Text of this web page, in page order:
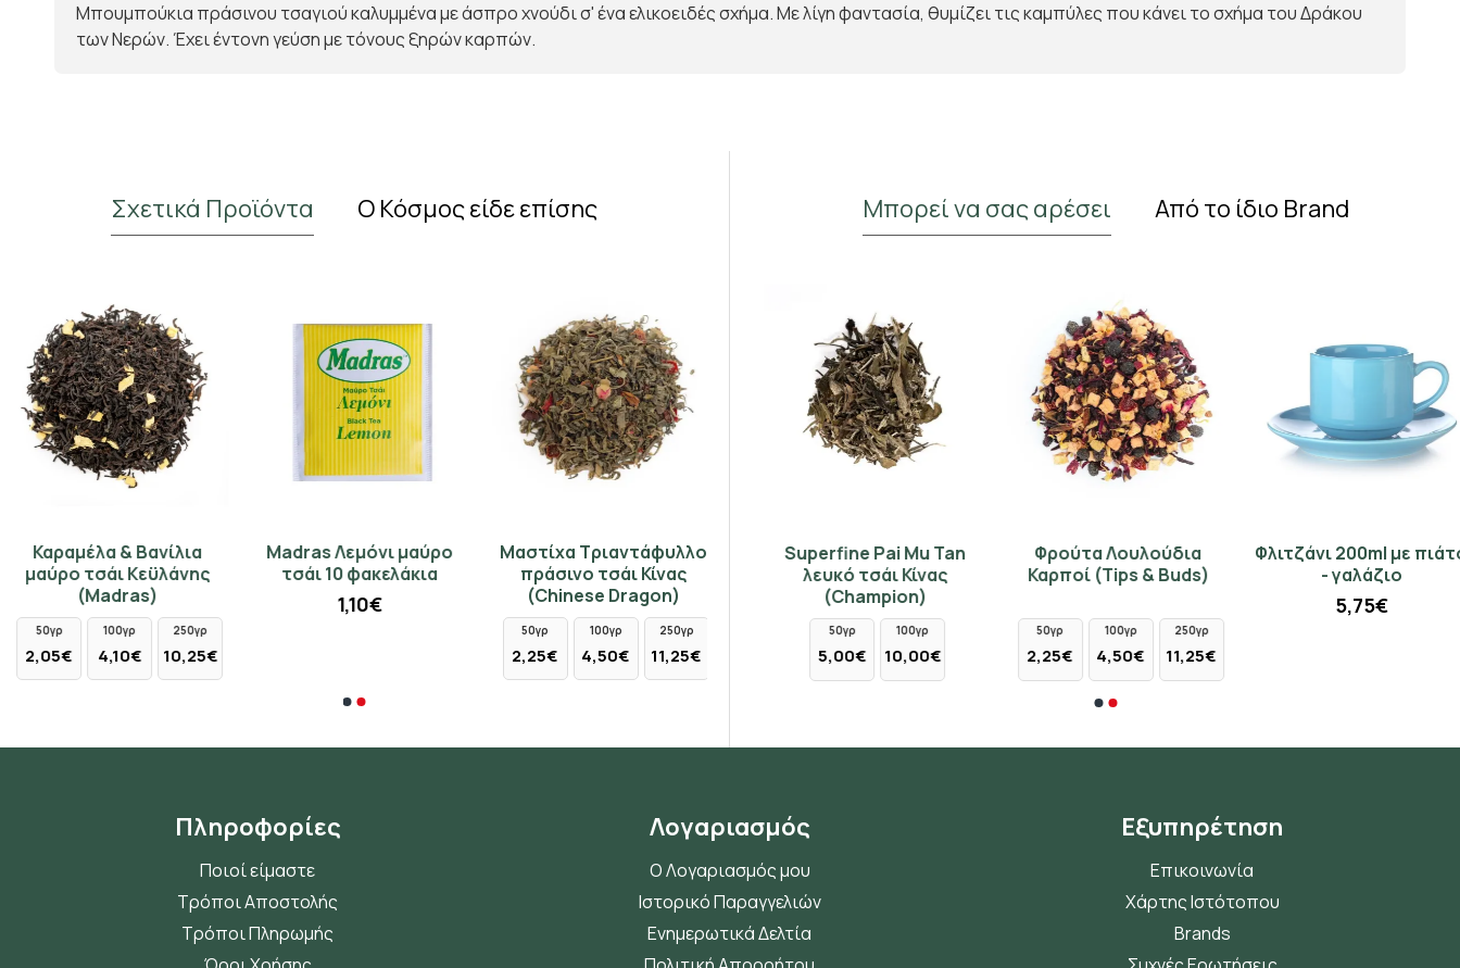
Κέρδισε 10% έκπτωση στην πρώτη σου παραγγελία
και μάθε πρώτος για νέες αρωματικές αφίξεις και
Έχω διαβάσει και αποδέχομαι τους όρους στη σελίδα
Να μην το δω ξανά
Μπουμπούκια πράσινου τσαγιού καλυμμένα με άσπρο χνούδι σ' ένα ελικοειδές σχήμα. Με λίγη φαντασία, θυμίζει τις καμπύλες που κάνει το σχήμα του Δράκου
των Νερών. Έχει έντονη γεύση με τόνους ξηρών καρπών.
Σχετικά Προϊόντα Ο Κόσμος είδε επίσης
Καραμέλα & Βανίλια
μαύρο τσάι Κεϋλάνης
(Madras)
50γρ
2,05€
100γρ
4,10€
250γρ
10,25€
Madras Λεμόνι μαύρο
τσάι 10 φακελάκια
1,10€
Μαστίχα Τριαντάφυλλο
πράσινο τσάι Κίνας
(Chinese Dragon)
50γρ
2,25€
100γρ
4,50€
250γρ
11,25€
Μπορεί να σας αρέσει Από το ίδιο Brand
Τσαγιέρα 850ml - μοβ
μαργαρίτα 97175
11,90€
Γιασεμί Silver Needles Yin
Zhen λευκό τσάι Κίνας
(Champion)
Yunnan Golden Downy
9052 μαύρο τσάι Κίνας
(Champion)
50γρ
8,30€
100γρ
16,60€
Superfine Pai Mu Tan
λευκό τσάι Κίνας
(Champion)
50γρ
5,00€
100γρ
10,00€
Φρούτα Λουλούδια
Καρποί (Tips & Buds)
50γρ
2,25€
100γρ
4,50€
250γρ
11,25€
Φλιτζάνι 200ml με πιάτο
- γαλάζιο
5,75€
Πληροφορίες
Ποιοί είμαστε
Τρόποι Αποστολής
Τρόποι Πληρωμής
Λογαριασμός
Ο Λογαριασμός μου
Ιστορικό Παραγγελιών
Ενημερωτικά Δελτία
Εξυπηρέτηση
Επικοινωνία
Χάρτης Ιστότοπου
Brands